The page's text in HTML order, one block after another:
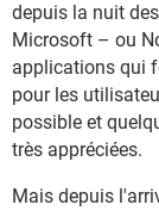
depuis la nuit
Microsoft – ou
applications qui
pour les
possible et
très appréciées.
Mais depuis